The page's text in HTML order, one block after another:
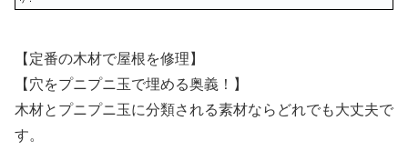
【定番の木材で屋根を修理】
【穴をプニプニ玉で埋める奥義！】
木材とプニプニ玉に分類される素材ならどれでも大丈夫で
す。